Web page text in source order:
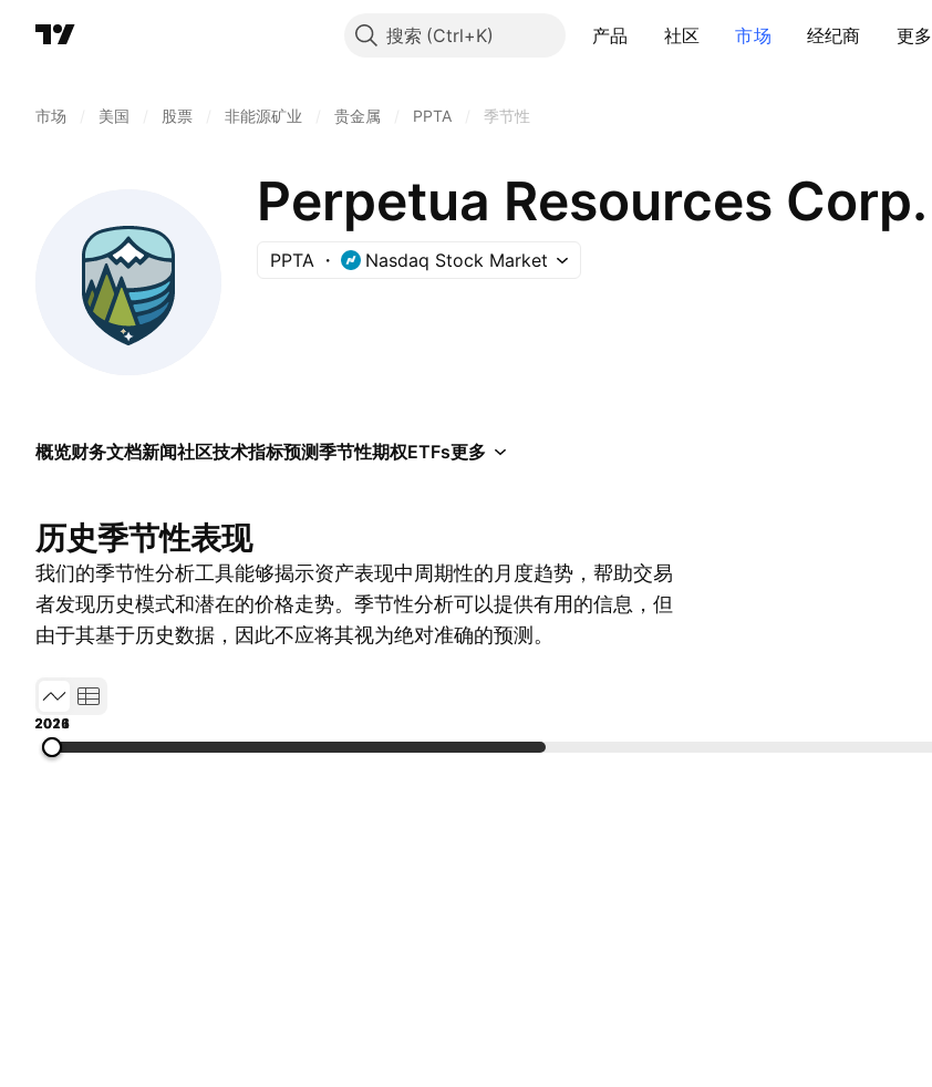
搜索 产品 社区 市场 经纪商 更多
市场 美国 股票 非能源矿业 贵金属 PPTA 季节性
Perpetua Resources Corp.
PPTA Nasdaq Stock Market
概览财务文档新闻社区技术指标预测季节性期权ETFs更多
历史季节性表现
我们的季节性分析工具能够揭示资产表现中周期性的月度趋势，帮助交易
者发现历史模式和潜在的价格走势。季节性分析可以提供有用的信息，但
由于其基于历史数据，因此不应将其视为绝对准确的预测。
2012
2015
2018
2021
2026